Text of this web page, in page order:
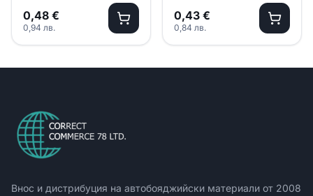
0,48 €
0,94 лв.
0,43 €
0,84 лв.
Внос и дистрибуция на автобояджийски материали от 2008